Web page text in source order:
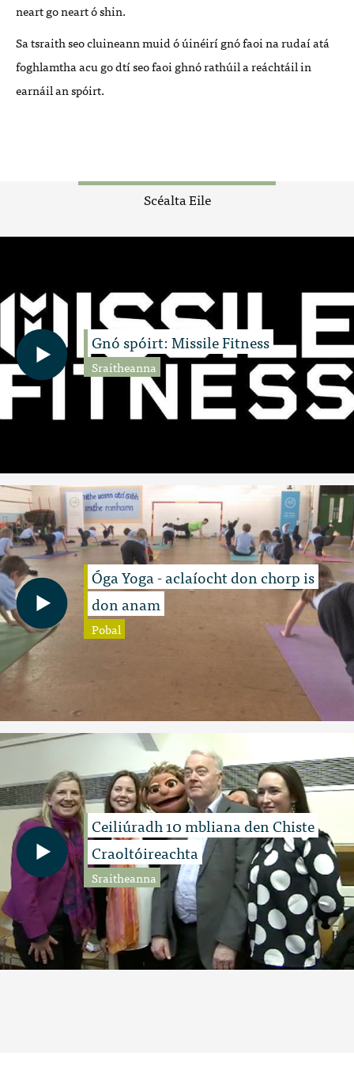
neart go neart ó shin.
Sa tsraith seo cluineann muid ó úinéirí gnó faoi na rudaí atá
foghlamtha acu go dtí seo faoi ghnó rathúil a reáchtáil in
earnáil an spóirt.
Scéalta Eile
Gnó spóirt: Missile Fitness
Sraitheanna
Óga Yoga - aclaíocht don chorp is
don anam
Pobal
Ceiliúradh 10 mbliana den Chiste
Craoltóireachta
Sraitheanna